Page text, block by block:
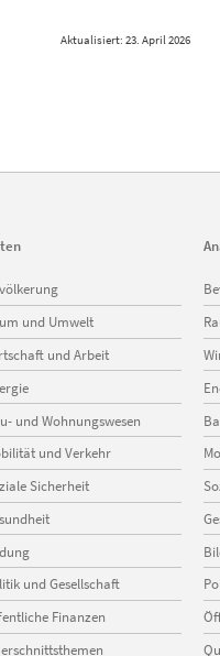
Aktualisiert: 23. April 2026
und Umwelt
und Arbeit
und Wohnungswesen
und Verkehr
Sicherheit
und Gesellschaft
Finanzen